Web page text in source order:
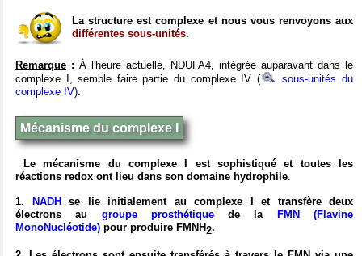
La structure est complexe et nous vous renvoyons aux
différentes sous-unités.
Remarque : À l'heure actuelle, NDUFA4, intégrée auparavant dans le
complexe I, semble faire partie du complexe IV (
sous-unités du
complexe IV).
Mécanisme du complexe I
Le mécanisme du complexe I est sophistiqué et toutes les
réactions redox ont lieu dans son domaine hydrophile
1. NADHse lie initialement au complexe I et transfère deux
électrons au groupe prosthétiquede la FMN (Flavine
MonoNucléotide) pour produire FMNH2.